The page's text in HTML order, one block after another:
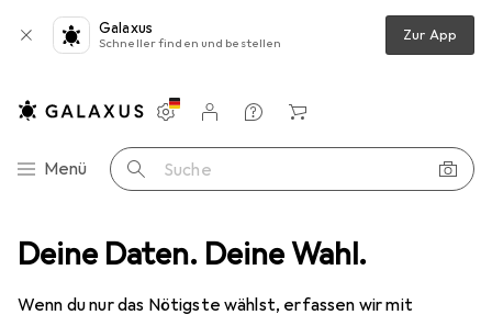
Deine Daten. Deine Wahl.
Wenn du nur das Nötigste wählst, erfassen wir mit
Galaxus
Schneller finden und bestellen Zur App
Navigation nach Kategorien
Menü Suche
Einstellungen
Kundenkonto
Vergleichslisten
Merklisten
Warenkorb
Wanddekoration Bilderrahmen Walther Design Grado